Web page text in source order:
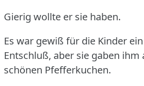
Gierig wollte er sie haben.
Es war gewiß für die Kinder
Entschluß, aber sie gaben ihm
schönen Pfefferkuchen.